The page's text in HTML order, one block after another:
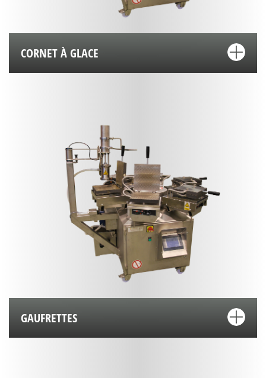
CORNET À GLACE
GAUFRETTES